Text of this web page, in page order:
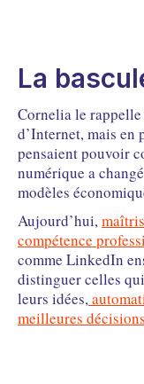
La
Cornelia le rappelle
d’Internet, mais en
pensaient pouvoir
numérique a
modèles
Aujourd’hui,
compétence
comme LinkedIn
distinguer celles
leurs idées,
meilleures